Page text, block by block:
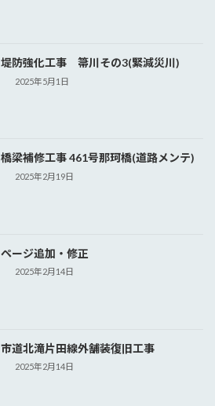
堤防強化工事 箒川その3(緊減災川)
2025年5月1日
橋梁補修工事 461号那珂橋(道路メンテ)
2025年2月19日
ページ追加・修正
2025年2月14日
市道北滝片田線外舗装復旧工事
2025年2月14日